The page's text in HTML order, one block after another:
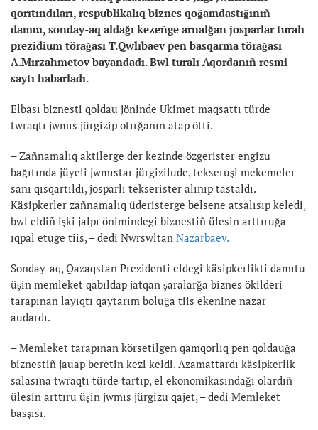
qorıtındıları, respublikalıq biznes qoğamdastığınıñ
damuı, sonday-aq aldağı kezeñge arnalğan josparlar turalı
prezidium törağası T.Qwlıbaev pen basqarma törağası
A.Mırzahmetov bayandadı. Bwl turalı Aqordanıñ resmi
saytı habarladı.
Elbası biznesti qoldau jöninde Ükimet maqsattı türde
twraqtı jwmıs jürgizip otırğanın atap ötti.
– Zañnamalıq aktilerge der kezinde özgerister engizu
bağıtında jüyeli jwmıstar jürgizilude, tekseruşi mekemeler
sanı qısqartıldı, josparlı tekserister alınıp tastaldı.
Käsipkerler zañnamalıq üderisterge belsene atsalısıp keledi,
bwl eldiñ işki jalpı önimindegi biznestiñ ülesin arttıruğa
ıqpal etuge tiis, – dedi Nwrswltan Nazarbaev.
Sonday-aq, Qazaqstan Prezidenti eldegi käsipkerlikti damıtu
üşin memleket qabıldap jatqan şaralarğa biznes ökilderi
tarapınan layıqtı qaytarım boluğa tiis ekenine nazar
audardı.
– Memleket tarapınan körsetilgen qamqorlıq pen qoldauğa
biznestiñ jauap beretin kezi keldi. Azamattardı käsipkerlik
salasına twraqtı türde tartıp, el ekonomikasındağı olardıñ
ülesin arttıru üşin jwmıs jürgizu qajet, – dedi Memleket
basşısı.